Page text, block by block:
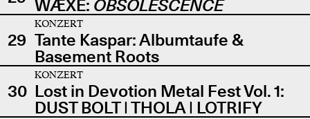
WÆXE: OBSOLESCENCE
29
KONZERT
Tante Kaspar: Albumtaufe &
Basement Roots
30
KONZERT
Lost in Devotion Metal Fest Vol. 1:
DUST BOLT | THOLA | LOTRIFY